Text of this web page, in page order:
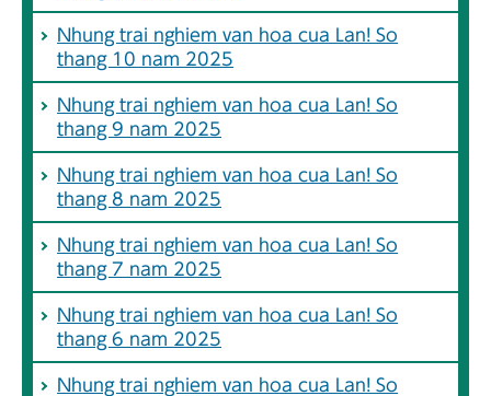
Nhung trai nghiem van hoa cua Lan! So
thang 10 nam 2025
Nhung trai nghiem van hoa cua Lan! So
thang 9 nam 2025
Nhung trai nghiem van hoa cua Lan! So
thang 8 nam 2025
Nhung trai nghiem van hoa cua Lan! So
thang 7 nam 2025
Nhung trai nghiem van hoa cua Lan! So
thang 6 nam 2025
Nhung trai nghiem van hoa cua Lan! So